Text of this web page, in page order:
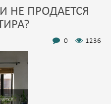
НЕ ПРОДАЕТСЯ
1236
0